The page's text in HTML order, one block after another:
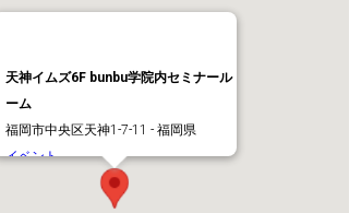
天神イムズ6F bunbu学院内セミナール
ーム
福岡市中央区天神1-7-11 - 福岡県
イベント